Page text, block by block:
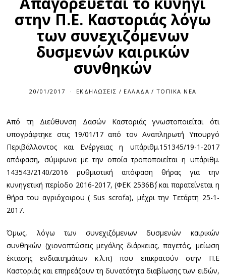
στην Π.Ε. Καστοριάς λόγω
των συνεχιζόμενων
δυσμενών καιρικών
συνθηκών
20/01/2017 ΕΚΔΗΛΏΣΕΙΣ / ΕΛΛΆΔΑ / ΤΟΠΙΚΆ ΝΈΑ
Από τη Διεύθυνση Δασών Καστοριάς γνωστοποιείται ότι
υπογράφτηκε στις 19/01/17 από τον Αναπληρωτή Υπουργό
Περιβάλλοντος και Ενέργειας η υπ΄αριθμ.151345/19-1-2017
απόφαση, σύμφωνα με την οποία τροποποιείται η υπ΄αριθμ.
143543/2140/2016 ρυθμιστική απόφαση θήρας για την
κυνηγετική περίοδο 2016-2017, (ΦΕΚ 2536Β΄) και παρατείνεται η
θήρα του αγριόχοιρου ( Sus scrofa), μέχρι την Τετάρτη 25-1-
2017.
Όμως, λόγω των συνεχιζόμενων δυσμενών καιρικών
συνθηκών (χιονοπτώσεις μεγάλης διάρκειας, παγετός, μείωση
έκτασης ενδιαιτημάτων κ.λ.π) που επικρατούν στην Π.Ε
Καστοριάς και επηρεάζουν τη δυνατότητα διαβίωσης των ειδών,